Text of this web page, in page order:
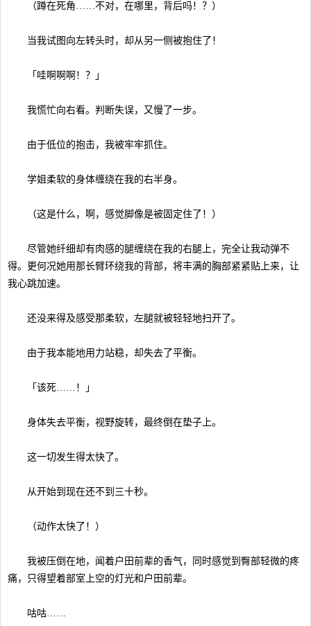
（蹲在死角……不对，在哪里，背后吗！？）
当我试图向左转头时，却从另一侧被抱住了！
「哇啊啊啊！？」
我慌忙向右看。判断失误，又慢了一步。
由于低位的抱击，我被牢牢抓住。
学姐柔软的身体缠绕在我的右半身。
（这是什么，啊，感觉脚像是被固定住了！）
尽管她纤细却有肉感的腿缠绕在我的右腿上，完全让我动弹不
得。更何况她用那长臂环绕我的背部，将丰满的胸部紧紧贴上来，让
我心跳加速。
还没来得及感受那柔软，左腿就被轻轻地扫开了。
由于我本能地用力站稳，却失去了平衡。
「该死……！」
身体失去平衡，视野旋转，最终倒在垫子上。
这一切发生得太快了。
从开始到现在还不到三十秒。
（动作太快了！）
我被压倒在地，闻着户田前辈的香气，同时感觉到臀部轻微的疼
痛，只得望着部室上空的灯光和户田前辈。
咕咕……